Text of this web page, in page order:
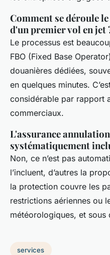
Comment se déroule
d'un premier vol en jet
Le processus est
FBO (Fixed Base
douanières dédiées,
en quelques minutes.
considérable par rapport
commerciaux.
L'assurance
systématiquement
Non, ce n’est pas
l’incluent, d’autres la
la protection couvre les
restrictions aériennes ou
météorologiques, et sous
services